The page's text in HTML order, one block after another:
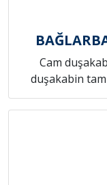
Cam
duşakabin